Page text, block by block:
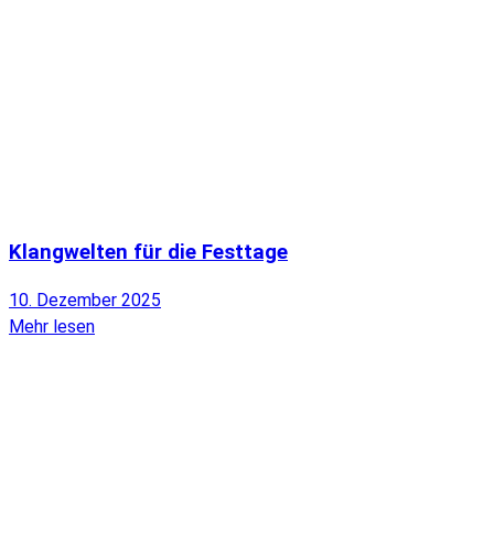
Klangwelten für die Festtage
10. Dezember 2025
Mehr lesen